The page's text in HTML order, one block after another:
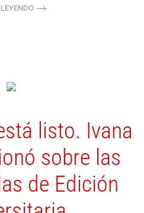
listo. Ivana
sobre las
de Edición